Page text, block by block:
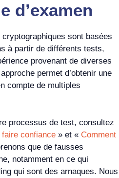
d’examen
sont basées
à partir de différents tests,
provenant de diverses
permet d’obtenir une
compte de multiples
processus de test, consultez
confiance » et « Comment
que de fausses
notamment en ce qui
qui sont des arnaques. Nous